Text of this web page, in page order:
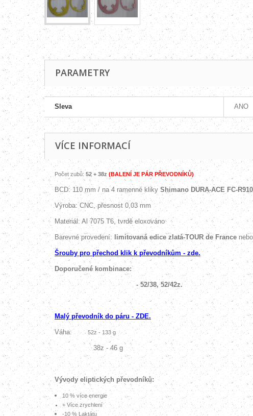
PARAMETRY
Sleva ANO
VÍCE INFORMACÍ
Počet zubů: 52 + 38z (BALENÍ JE PÁR PŘEVODNÍKŮ)
BCD: 110 mm / na 4 ramenné klikyShimano DURA-ACE FC-
Výroba: CNC, přesnost 0,03 mm
Materiál: Al 7075 T6, tvrdě eloxováno
Barevné provedení: limitovaná edice zlatá-TOUR de France
Šrouby pro přechod klik k převodníkům - zde.
Doporučené kombinace:
- 52/38,52/42z.
Malý převodník do páru - ZDE.
Váha: 52z - 133 g
38z - 46 g
Vývody eliptických převodníků:
10 % více energie
+ Více zrychlení
-10 % Laktátu